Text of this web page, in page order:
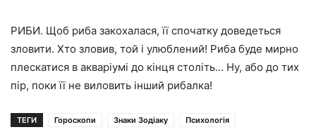
РИБИ. Щоб риба закохалася, її спочатку доведеться
зловити. Хто зловив, той і улюблений! Риба буде мирно
плескатися в акваріумі до кінця століть… Ну, або до тих
пір, поки її не виловить інший рибалка!
ТЕГИ Гороскопи Знаки Зодіаку Психологія